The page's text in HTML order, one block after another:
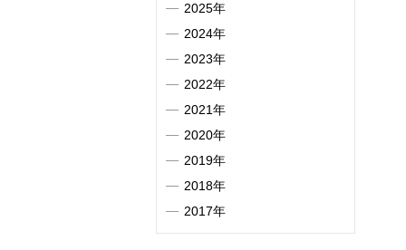
2025年
2024年
2023年
2022年
2021年
2020年
2019年
2018年
2017年